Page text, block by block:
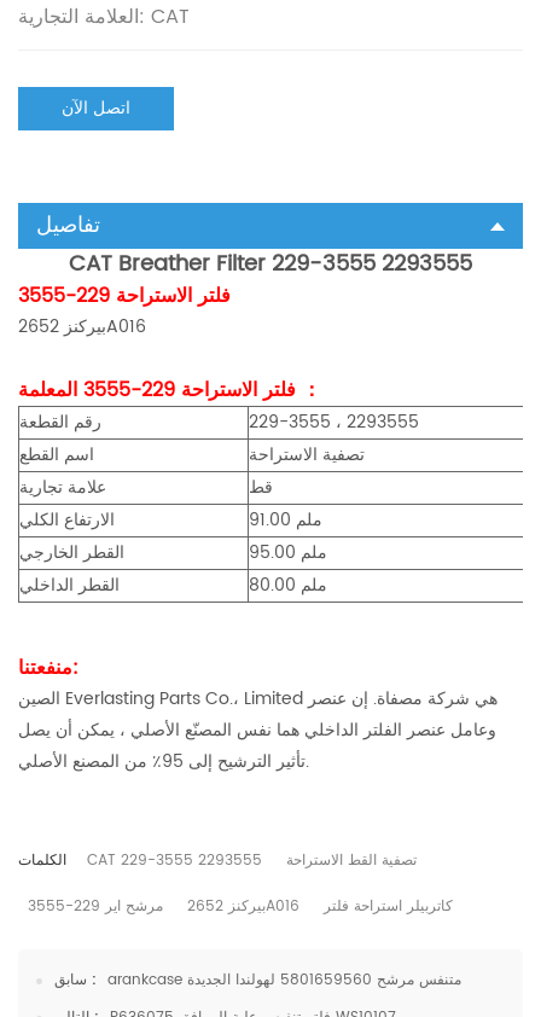
العلامة التجارية: CAT
اتصل الآن
تفاصيل
CAT Breather Filter 229-3555 2293555
فلتر الاستراحة 229-3555
بيركنز 2652A016
فلتر الاستراحة 229-3555 المعلمة ：
رقم القطعة
229-3555 ، 2293555
اسم القطع
تصفية الاستراحة
علامة تجارية
قط
الارتفاع الكلي
91.00 ملم
القطر الخارجي
95.00 ملم
القطر الداخلي
80.00 ملم
منفعتنا:
الصين Everlasting Parts Co.، Limited هي شركة مصفاة. إن عنصر
وعامل عنصر الفلتر الداخلي هما نفس المصنّع الأصلي ، يمكن أن يصل
تأثير الترشيح إلى 95٪ من المصنع الأصلي.
الكلمات CAT 229-3555 2293555
تصفية القط الاستراحة
مرشح اير 229-3555
بيركنز 2652A016 كاتربيلر استراحة فلتر
سابق :
arankcase متنفس مرشح 5801659560 لهولندا الجديدة